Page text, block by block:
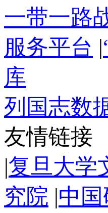
一带一路
服务平台 |
库
列国志数
友情链接
|复旦大学
究院 |中